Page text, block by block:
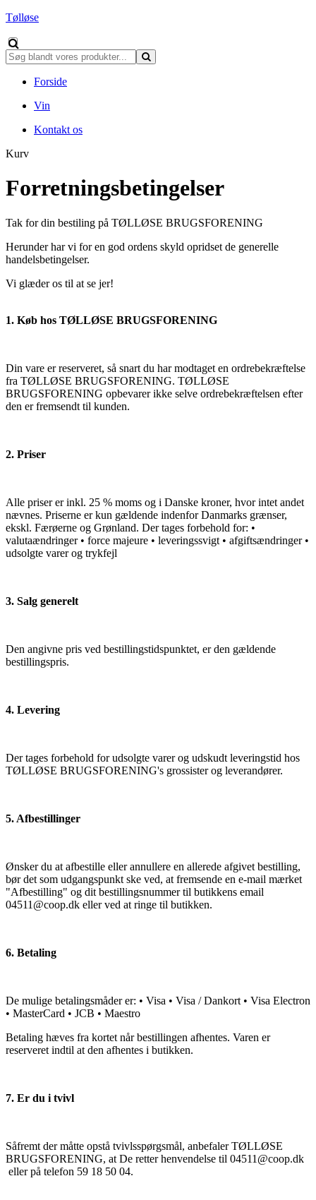
Tølløse
Forside
Vin
Kontakt os
Kurv
Forretningsbetingelser
Tak for din bestiling på TØLLØSE BRUGSFORENING
Herunder har vi for en god ordens skyld opridset de generelle
handelsbetingelser.
Vi glæder os til at se jer!
1. Køb hos TØLLØSE BRUGSFORENING
Din vare er reserveret, så snart du har modtaget en ordrebekræftelse
fra TØLLØSE BRUGSFORENING. TØLLØSE
BRUGSFORENING opbevarer ikke selve ordrebekræftelsen efter
den er fremsendt til kunden.
2. Priser
Alle priser er inkl. 25 % moms og i Danske kroner, hvor intet andet
nævnes. Priserne er kun gældende indenfor Danmarks grænser,
ekskl. Færøerne og Grønland. Der tages forbehold for: •
valutaændringer • force majeure • leveringssvigt • afgiftsændringer •
udsolgte varer og trykfejl
3. Salg generelt
Den angivne pris ved bestillingstidspunktet, er den gældende
bestillingspris.
4. Levering
Der tages forbehold for udsolgte varer og udskudt leveringstid hos
TØLLØSE BRUGSFORENING's grossister og leverandører.
5. Afbestillinger
Ønsker du at afbestille eller annullere en allerede afgivet bestilling,
bør det som udgangspunkt ske ved, at fremsende en e-mail mærket
"Afbestilling" og dit bestillingsnummer til butikkens email
04511@coop.dk eller ved at ringe til butikken.
6. Betaling
De mulige betalingsmåder er: • Visa • Visa / Dankort • Visa Electron
• MasterCard • JCB • Maestro
Betaling hæves fra kortet når bestillingen afhentes. Varen er
reserveret indtil at den afhentes i butikken.
7. Er du i tvivl
Såfremt der måtte opstå tvivlsspørgsmål, anbefaler TØLLØSE
BRUGSFORENING, at De retter henvendelse til 04511@coop.dk
eller på telefon 59 18 50 04.